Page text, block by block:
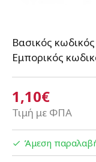
1,10€
Τιμή με ΦΠΑ
Βασικός
Εμπορικός
Άμεση